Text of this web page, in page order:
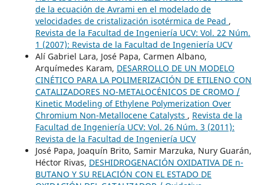
de la ecuación de Avrami en el modelado de
velocidades de cristalización isotérmica de Pead ,
Revista de la Facultad de Ingeniería UCV: Vol. 22 Núm.
1 (2007): Revista de la Facultad de Ingeniería UCV
Alí Gabriel Lara, José Papa, Carmen Albano,
Arquímedes Karam, DESARROLLO DE UN MODELO
CINÉTICO PARA LA POLIMERIZACIÓN DE ETILENO CON
CATALIZADORES NO-METALOCÉNICOS DE CROMO /
Kinetic Modeling of Ethylene Polymerization Over
Chromium Non-Metallocene Catalysts , Revista de la
Facultad de Ingeniería UCV: Vol. 26 Núm. 3 (2011):
Revista de la Facultad de Ingeniería UCV
José Papa, Joaquín Brito, Samir Marzuka, Nury Guarán,
Héctor Rivas, DESHIDROGENACIÓN OXIDATIVA DE n-
BUTANO Y SU RELACIÓN CON EL ESTADO DE